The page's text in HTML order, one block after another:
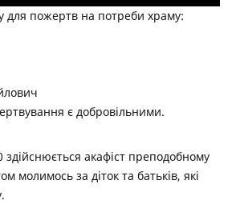
для пожертв на потреби храму:
є добровільними.
акафіст преподобному
молимось за діток та батьків, які